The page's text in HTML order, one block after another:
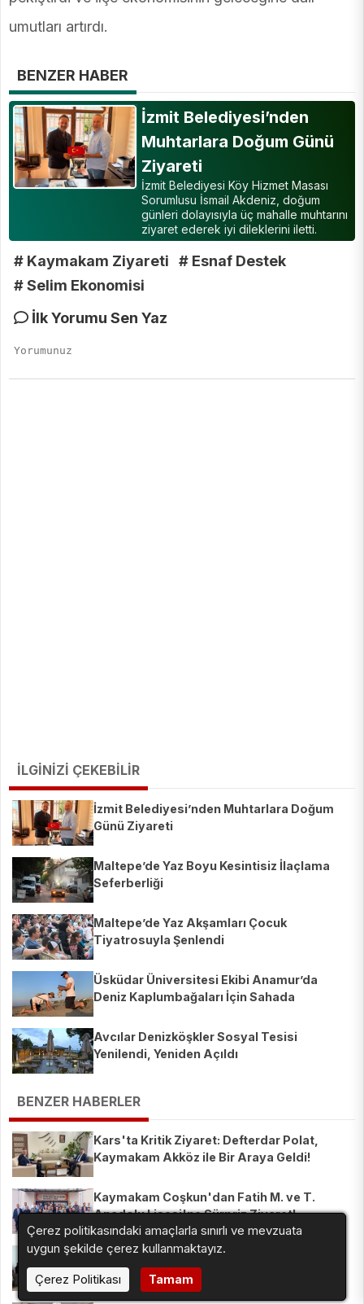
umutları artırdı.
BENZER HABER
İzmit Belediyesi’nden
Muhtarlara Doğum Günü
Ziyareti
İzmit Belediyesi Köy Hizmet Masası
Sorumlusu İsmail Akdeniz, doğum
günleri dolayısıyla üç mahalle muhtarını
ziyaret ederek iyi dileklerini iletti.
# Kaymakam Ziyareti
# Esnaf Destek
# Selim Ekonomisi
İlk Yorumu Sen Yaz
İLGİNİZİ ÇEKEBİLİR
İzmit Belediyesi’nden Muhtarlara Doğum
Günü Ziyareti
Maltepe’de Yaz Boyu Kesintisiz İlaçlama
Seferberliği
Maltepe’de Yaz Akşamları Çocuk
Tiyatrosuyla Şenlendi
Üsküdar Üniversitesi Ekibi Anamur’da
Deniz Kaplumbağaları İçin Sahada
Avcılar Denizköşkler Sosyal Tesisi
Yenilendi, Yeniden Açıldı
BENZER HABERLER
Kars'ta Kritik Ziyaret: Defterdar Polat,
Kaymakam Akköz ile Bir Araya Geldi!
Kaymakam Coşkun'dan Fatih M. ve T.
Anadolu Lisesi'ne Sürpriz Ziyaret!
Kaymakam Kahraman'dan Bacalı Köyü'ne
Ziyaret: Vatandaşın Sesi Dinlendi!
Çerez politikasındaki amaçlarla sınırlı ve mevzuata
uygun şekilde çerez kullanmaktayız.
Çerez Politikası
Tamam